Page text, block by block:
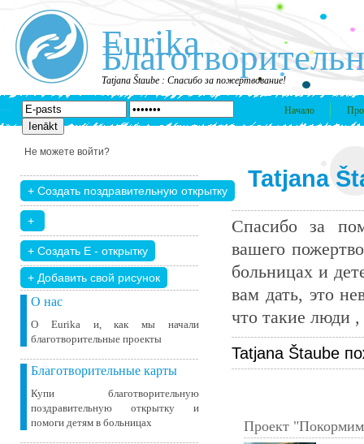
Eurika
Tatjana Štaube : Спасибо за пожертвование!
Начало
Не можете войти?
+ Добавить свой ​​рисунок
О нас
О Eurika и, как мы начали
благотворительные проекты
Благотворительные карты
Купи благотворительную
поздравительную открытку и
помоги детям в больницах
Tatjana
Спасибо за
вашего
больницах и
вам дать, это
что такие люди
Tatjana Štaube
Проект